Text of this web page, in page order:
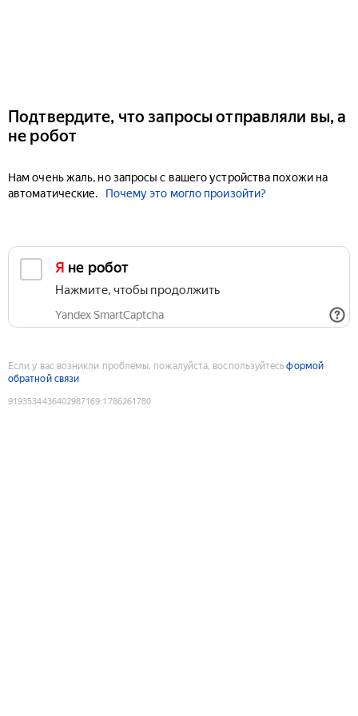
Подтвердите, что запросы отправляли вы, а
не робот
Нам очень жаль, но запросы с вашего устройства похожи на
автоматические.
Почему это могло произойти?
Я не робот
Нажмите, чтобы продолжить
Yandex SmartCaptcha
Если у вас возникли проблемы, пожалуйста, воспользуйтесьформой
обратной связи
9193534436402987169:1786261780